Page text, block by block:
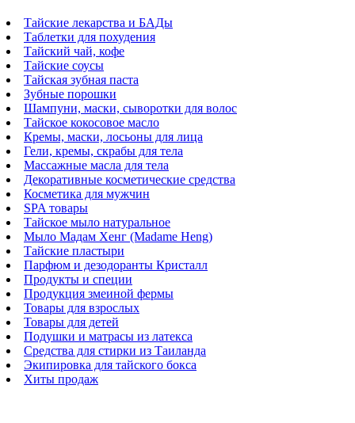
Тайские лекарства и БАДы
Таблетки для похудения
Тайский чай, кофе
Тайские соусы
Тайская зубная паста
Зубные порошки
Шампуни, маски, сыворотки для волос
Тайское кокосовое масло
Кремы, маски, лосьоны для лица
Гели, кремы, скрабы для тела
Массажные масла для тела
Декоративные косметические средства
Косметика для мужчин
SPA товары
Тайское мыло натуральное
Мыло Мадам Хенг (Madame Heng)
Тайские пластыри
Парфюм и дезодоранты Кристалл
Продукты и специи
Продукция змеиной фермы
Товары для взрослых
Товары для детей
Подушки и матрасы из латекса
Средства для стирки из Таиланда
Экипировка для тайского бокса
Хиты продаж